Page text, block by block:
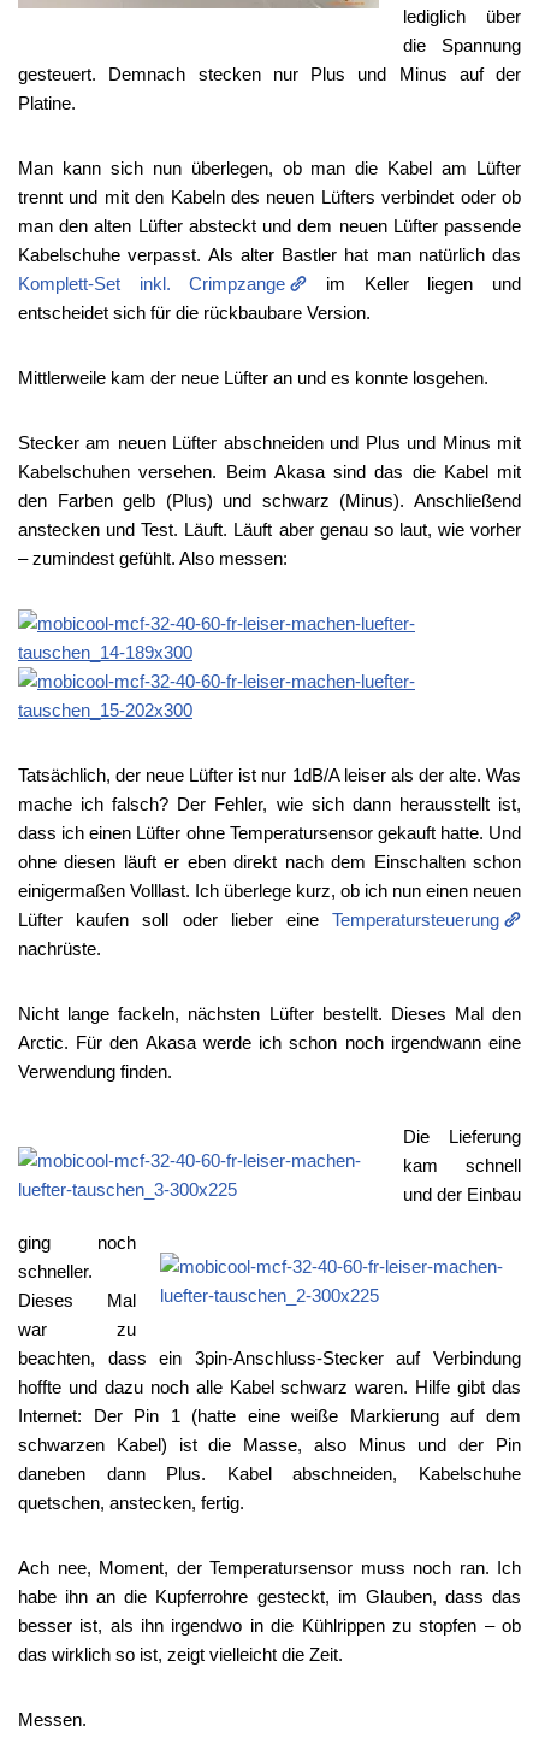
lediglich über
die Spannung
gesteuert. Demnach stecken nur Plus und Minus auf der
Platine.
Man kann sich nun überlegen, ob man die Kabel am Lüfter
trennt und mit den Kabeln des neuen Lüfters verbindet oder ob
man den alten Lüfter absteckt und dem neuen Lüfter passende
Kabelschuhe verpasst. Als alter Bastler hat man natürlich das
Komplett-Set inkl. Crimpzange
im Keller liegen und
entscheidet sich für die rückbaubare Version.
Mittlerweile kam der neue Lüfter an und es konnte losgehen.
Stecker am neuen Lüfter abschneiden und Plus und Minus mit
Kabelschuhen versehen. Beim Akasa sind das die Kabel mit
den Farben gelb (Plus) und schwarz (Minus). Anschließend
anstecken und Test. Läuft. Läuft aber genau so laut, wie vorher
– zumindest gefühlt. Also messen:
Tatsächlich, der neue Lüfter ist nur 1dB/A leiser als der alte. Was
mache ich falsch? Der Fehler, wie sich dann herausstellt ist,
dass ich einen Lüfter ohne Temperatursensor gekauft hatte. Und
ohne diesen läuft er eben direkt nach dem Einschalten schon
einigermaßen Volllast. Ich überlege kurz, ob ich nun einen neuen
Lüfter kaufen soll oder lieber eine Temperatursteuerung
nachrüste.
Nicht lange fackeln, nächsten Lüfter bestellt. Dieses Mal den
Arctic. Für den Akasa werde ich schon noch irgendwann eine
Verwendung finden.
Die Lieferung
kam schnell
und der Einbau
ging noch
schneller.
Dieses Mal
war zu
beachten, dass ein 3pin-Anschluss-Stecker auf Verbindung
hoffte und dazu noch alle Kabel schwarz waren. Hilfe gibt das
Internet: Der Pin 1 (hatte eine weiße Markierung auf dem
schwarzen Kabel) ist die Masse, also Minus und der Pin
daneben dann Plus. Kabel abschneiden, Kabelschuhe
quetschen, anstecken, fertig.
Ach nee, Moment, der Temperatursensor muss noch ran. Ich
habe ihn an die Kupferrohre gesteckt, im Glauben, dass das
besser ist, als ihn irgendwo in die Kühlrippen zu stopfen – ob
das wirklich so ist, zeigt vielleicht die Zeit.
Messen.